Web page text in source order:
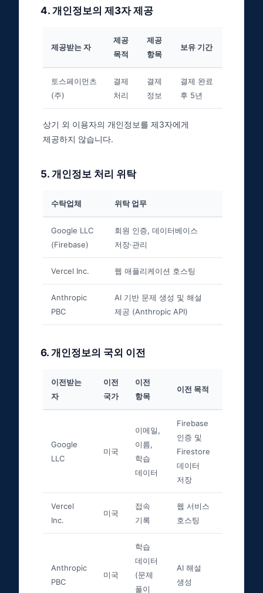
4. 개인정보의 제3자 제공
제공받는 자
제공
목적
제공
항목
보유 기간
토스페이먼츠
(주)
결제
처리
결제
정보
결제 완료
후 5년
상기 외 이용자의 개인정보를 제3자에게
제공하지 않습니다.
5. 개인정보 처리 위탁
수탁업체 위탁 업무
Google LLC
(Firebase)
회원 인증, 데이터베이스
저장·관리
Vercel Inc. 웹 애플리케이션 호스팅
Anthropic
PBC
AI 기반 문제 생성 및 해설
제공 (Anthropic API)
6. 개인정보의 국외 이전
이전받는
자
이전
국가
이전
항목
이전 목적
Google
LLC
미국
이메일,
이름,
학습
데이터
Firebase
인증 및
Firestore
데이터
저장
Vercel
Inc.
미국
접속
기록
웹 서비스
호스팅
Anthropic
PBC
미국
학습
데이터
(문제
풀이
AI 해설
생성